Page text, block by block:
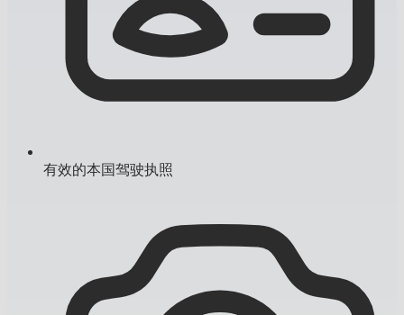
有效的本国驾驶执照